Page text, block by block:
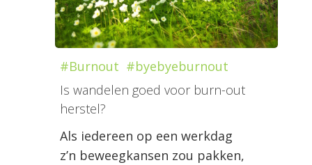
#Burnout #byebyeburnout
Is wandelen goed voor burn-out
herstel?
Als iedereen op een werkdag
z’n beweegkansen zou pakken,